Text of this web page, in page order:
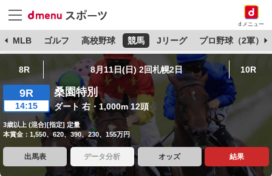
dメニュー
MLB ゴルフ 高校野球 競馬 Jリーグ プロ野球（2軍）
8R 8月11日(日) 2回札幌2日 10R
9R
14:15
桑園特別
ダート 右・1,000m 12頭
3歳以上 (混合)[指定] 定量
本賞金：1,550、620、390、230、155万円
出馬表 データ分析 オッズ 結果